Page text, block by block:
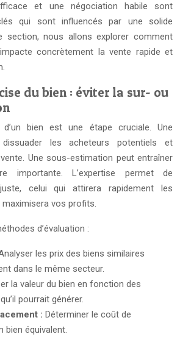
et une négociation habile sont
qui sont influencés par une solide
section, nous allons explorer comment
concrètement la vente rapide et
du bien : éviter la sur- ou
d’un bien est une étape cruciale. Une
les acheteurs potentiels et
Une sous-estimation peut entraîner
importante. L’expertise permet de
celui qui attirera rapidement les
vos profits.
d’évaluation :
les prix des biens similaires
dans le même secteur.
la valeur du bien en fonction des
pourrait générer.
: Déterminer le coût de
bien équivalent.